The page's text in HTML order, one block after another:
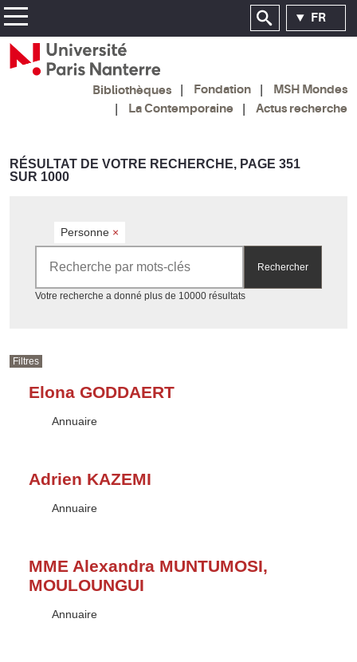
FR
Bibliothèques Fondation
MSH Mondes
La Contemporaine
Actus recherche
RÉSULTAT DE VOTRE RECHERCHE, PAGE 351
SUR 1000
Personne ×
Rechercher
Votre recherche a donné plus de 10000 résultatsAccéder aux résultats
Filtres
Elona GODDAERT
Type :
Annuaire
Adrien KAZEMI
Type :
Annuaire
MME Alexandra MUNTUMOSI,
MOULOUNGUI
Type :
Annuaire